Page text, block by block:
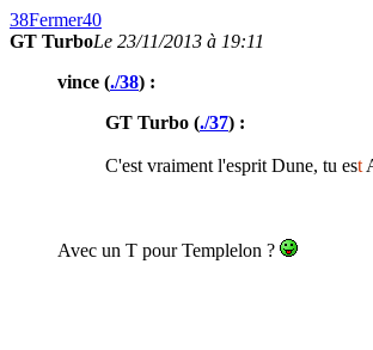
38Fermer40
GT TurboLe 23/11/2013 à 19:11
vince (./38) :
GT Turbo (./37) :
C'est vraiment l'esprit Dune, tu est
Avec un T pour Templelon ?